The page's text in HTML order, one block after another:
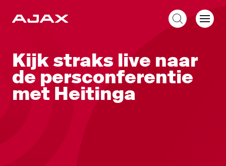
Kijk straks live naar
de persconferentie
met Heitinga